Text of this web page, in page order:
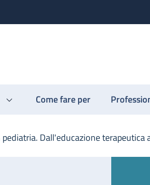
Come fare per
Dall'educazione terapeutica